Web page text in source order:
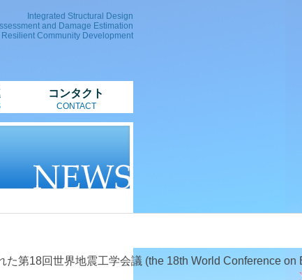
Integrated Structural Design
and Damage Estimation
Resilient Community Development
コンタクト
CONTACT
第18回世界地震工学会議 (the 18th World Conference